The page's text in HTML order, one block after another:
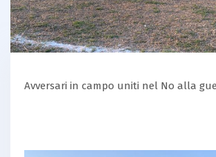
Avversari in campo uniti nel No alla